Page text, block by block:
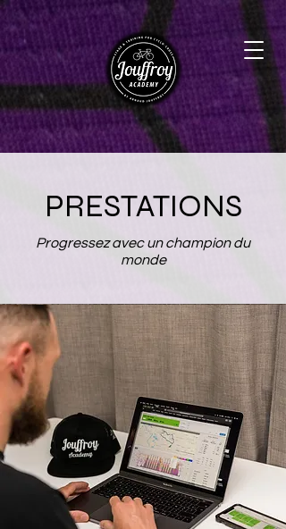
PRESTATIONS
Progressez avec un champion du
monde